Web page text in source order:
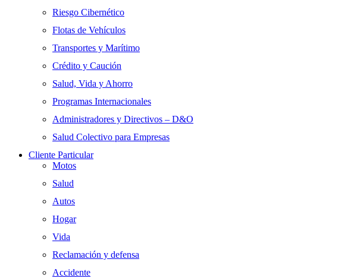
Riesgo Cibernético
Flotas de Vehículos
Transportes y Marítimo
Crédito y Caución
Salud, Vida y Ahorro
Programas Internacionales
Administradores y Directivos – D&O
Salud Colectivo para Empresas
Cliente Particular
Motos
Salud
Autos
Hogar
Vida
Reclamación y defensa
Accidente